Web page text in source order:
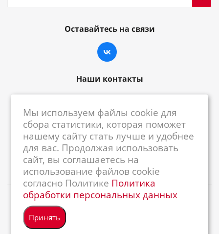
Оставайтесь на связи
Наши контакты
centrkkm@centrkkm.ru
185005, г. Петрозаводск, ул. Промышленная,
1/26
2026 © Республиканский Центр ККМ
Мы используем файлы cookie для
сбора статистики, которая поможет
нашему сайту стать лучше и удобнее
для вас. Продолжая использовать
сайт, вы соглашаетесь на
использование файлов cookie
согласно Политике Политика
обработки персональных данных
Принять